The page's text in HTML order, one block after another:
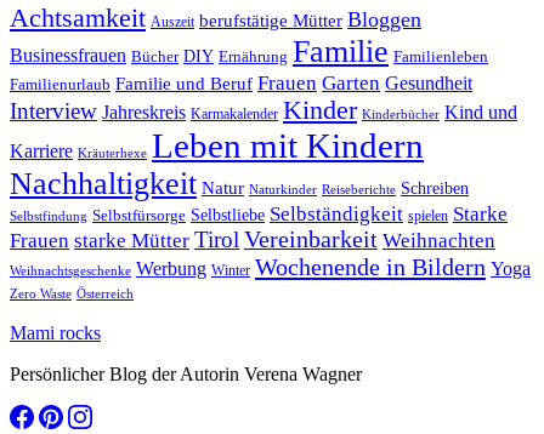
Achtsamkeit Auszeit berufstätige Mütter Bloggen
Businessfrauen Bücher DIY Ernährung Familie Familienleben
Familienurlaub Familie und Beruf Frauen Garten Gesundheit
Interview Jahreskreis Karmakalender Kinder Kinderbücher Kind und
Karriere Kräuterhexe Leben mit Kindern
Nachhaltigkeit Natur Naturkinder Reiseberichte Schreiben
Selbstfindung Selbstfürsorge Selbstliebe Selbständigkeit spielen Starke
Frauen starke Mütter Tirol Vereinbarkeit Weihnachten
Weihnachtsgeschenke Werbung Winter Wochenende in Bildern Yoga
Zero Waste Österreich
Mami rocks
Persönlicher Blog der Autorin Verena Wagner